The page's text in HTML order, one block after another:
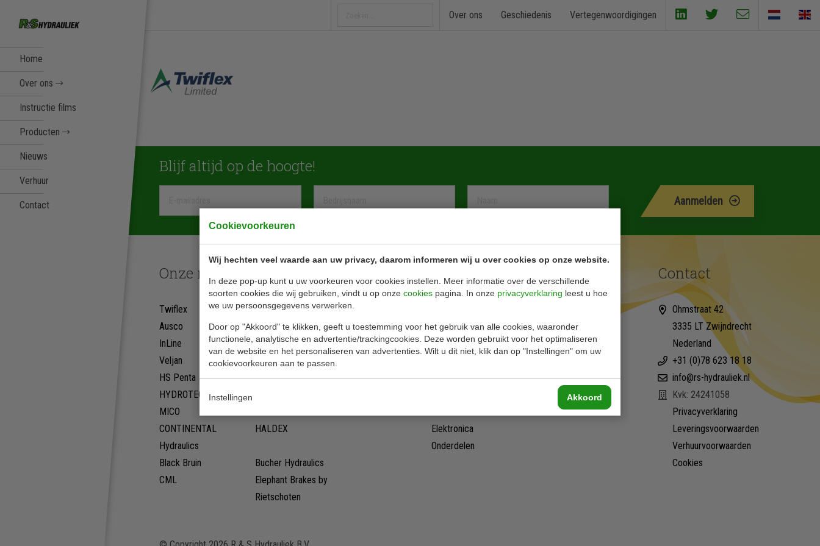
Cookievoorkeuren
Wij hechten veel waarde aan uw privacy, daarom informeren wij u over cookies op onze website.
In deze pop-up kunt u uw voorkeuren voor cookies instellen. Meer informatie over de verschillende
soorten cookies die wij gebruiken, vindt u op onze cookies pagina. In onze privacyverklaring leest u hoe
we uw persoonsgegevens verwerken.
Door op "Akkoord" te klikken, geeft u toestemming voor het gebruik van alle cookies, waaronder
functionele, analytische en advertentie/trackingcookies. Deze worden gebruikt voor het optimaliseren
van de website en het personaliseren van advertenties. Wilt u dit niet, klik dan op "Instellingen" om uw
cookievoorkeuren aan te passen.
Instellingen Akkoord
Over ons Geschiedenis Vertegenwoordigingen
Home
Over ons
Instructie films
Producten
Nieuws
Verhuur
Contact
Blijf altijd op de hoogte!
Aanmelden
Onze merken
Twiflex
PWG
Ausco
Denison original
InLine
WESER Pumpen
Veljan
SUNFAB HYDRAULIEK
HS Penta
METARIS
HYDROTECHNIK
MICO
CONTINENTAL
Hydraulics
HALDEX
Black Bruin
Bucher Hydraulics
CML
Elephant Brakes by
Rietschoten
Onze producten
Motoren
Kleppen
Remmen
Elektronica
Onderdelen
Contact
Ohmstraat 42
3335 LT Zwijndrecht
Nederland
+31 (0)78 623 18 18
info@rs-hydrauliek.nl
Kvk: 24241058
Privacyverklaring
Leveringsvoorwaarden
Verhuurvoorwaarden
Cookies